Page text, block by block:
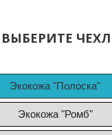
ВЫБЕРИТЕ
Экокожа "Полоска"
Экокожа "Ромб"